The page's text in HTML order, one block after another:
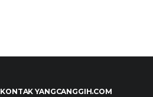
KONTAK YANGCANGGIH.COM